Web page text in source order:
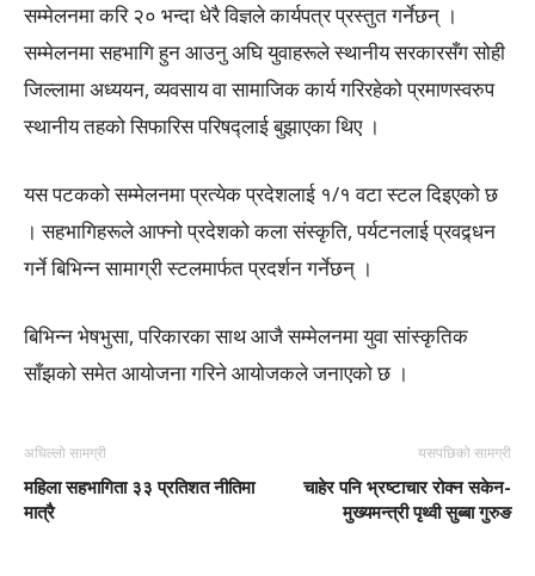
सम्मेलनमा करि २० भन्दा धेरै विज्ञले कार्यपत्र प्रस्तुत गर्नेछन् ।
सम्मेलनमा सहभागि हुन आउनु अघि युवाहरूले स्थानीय सरकारसँग सोही
जिल्लामा अध्ययन, व्यवसाय वा सामाजिक कार्य गरिरहेको प्रमाणस्वरुप
स्थानीय तहको सिफारिस परिषद्लाई बुझाएका थिए ।
यस पटकको सम्मेलनमा प्रत्येक प्रदेशलाई १/१ वटा स्टल दिइएको छ
। सहभागिहरूले आफ्नो प्रदेशको कला संस्कृति, पर्यटनलाई प्रवद्र्धन
गर्ने बिभिन्न सामाग्री स्टलमार्फत प्रदर्शन गर्नेछन् ।
बिभिन्न भेषभुसा, परिकारका साथ आजै सम्मेलनमा युवा सांस्कृतिक
साँझको समेत आयोजना गरिने आयोजकले जनाएको छ ।
अघिल्लो सामग्री
महिला सहभागिता ३३ प्रतिशत नीतिमा
मात्रै
यसपछिको सामग्री
चाहेर पनि भ्रष्टाचार रोक्न सकेन-
मुख्यमन्त्री पृथ्वी सुब्बा गुरुङ